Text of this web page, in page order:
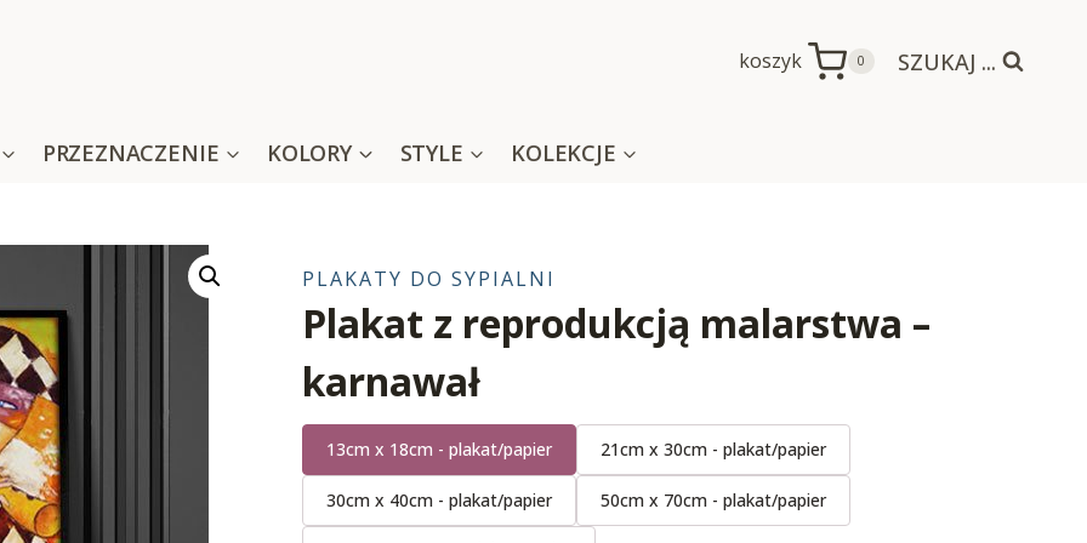
koszyk 0 SZUKAJ ...
PRZEZNACZENIE KOLORY STYLE KOLEKCJE
PLAKATY DO SYPIALNI
Plakat z reprodukcją malarstwa –
karnawał
13cm x 18cm - plakat/papier 21cm x 30cm - plakat/papier
30cm x 40cm - plakat/papier 50cm x 70cm - plakat/papier